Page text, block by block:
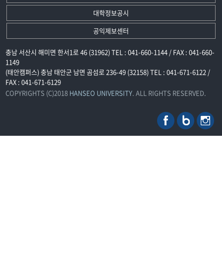
대학정보공시
공익제보센터
충남 서산시 해미면 한서1로 46 (31962) TEL : 041-660-1144 / FAX : 041-660-
1149
(태안캠퍼스) 충남 태안군 남면 곰섬로 236-49 (32158) TEL : 041-671-6122 /
FAX : 041-671-6129
COPYRIGHTS (C)2018 HANSEO UNIVERSITY. ALL RIGHTS RESERVED.